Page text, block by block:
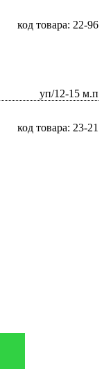
код товара: 22-96
уп/12-15 м.п
код товара: 23-21